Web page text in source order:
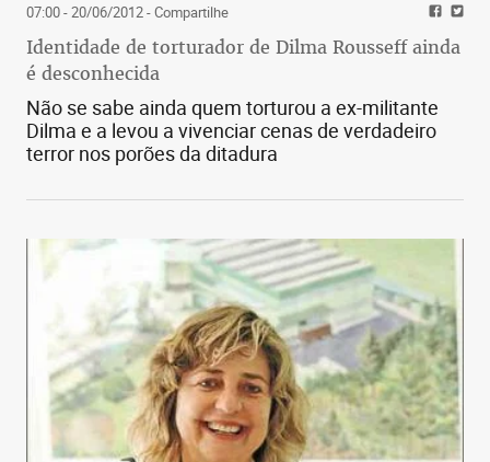
07:00 - 20/06/2012- Compartilhe
Identidade de torturador de Dilma Rousseff ainda
é desconhecida
Não se sabe ainda quem torturou a ex-militante
Dilma e a levou a vivenciar cenas de verdadeiro
terror nos porões da ditadura